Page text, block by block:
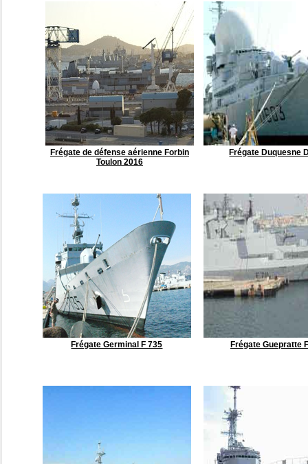
Frégate de défense aérienne Forbin
Toulon 2016
Frégate Duquesne
Frégate Germinal F 735 Frégate Guepratte